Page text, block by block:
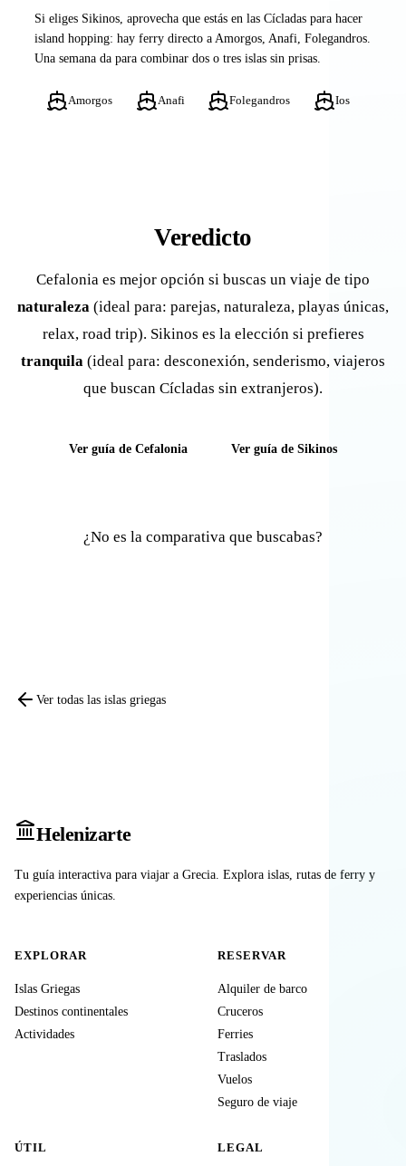
Si eliges Sikinos, aprovecha que estás en las Cícladas para hacer
island hopping: hay ferry directo a Amorgos, Anafi, Folegandros.
Una semana da para combinar dos o tres islas sin prisas.
Amorgos Anafi Folegandros Ios
Veredicto
Cefalonia es mejor opción si buscas un viaje de tipo
naturaleza (ideal para: parejas, naturaleza, playas únicas,
relax, road trip). Sikinos es la elección si prefieres
tranquila (ideal para: desconexión, senderismo, viajeros
que buscan Cícladas sin extranjeros).
Ver guía de Cefalonia Ver guía de Sikinos
¿No es la comparativa que buscabas?
Ver todas las islas griegas
Helenizarte
Tu guía interactiva para viajar a Grecia. Explora islas, rutas de ferry y
experiencias únicas.
EXPLORAR
Islas Griegas
Destinos continentales
Actividades
RESERVAR
Alquiler de barco
Cruceros
Ferries
Traslados
Vuelos
Seguro de viaje
ÚTIL LEGAL